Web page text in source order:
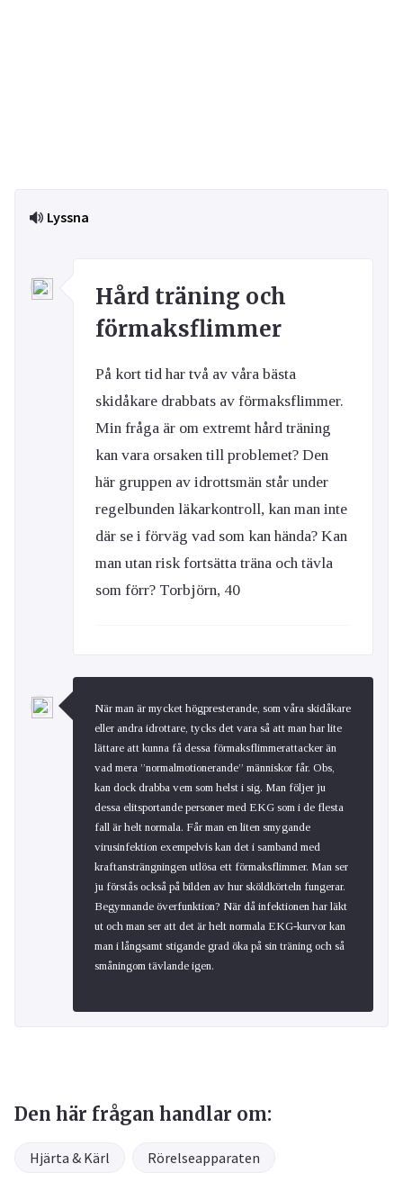
Lyssna
Hård träning och
förmaksflimmer
På kort tid har två av våra bästa
skidåkare drabbats av förmaksflimmer.
Min fråga är om extremt hård träning
kan vara orsaken till problemet? Den
här gruppen av idrottsmän står under
regelbunden läkarkontroll, kan man inte
där se i förväg vad som kan hända? Kan
man utan risk fortsätta träna och tävla
som förr? Torbjörn, 40
När man är mycket högpresterande, som våra skidåkare
eller andra idrottare, tycks det vara så att man har lite
lättare att kunna få dessa förmaksflimmerattacker än
vad mera ”normalmotionerande” människor får. Obs,
kan dock drabba vem som helst i sig. Man följer ju
dessa elitsportande personer med EKG som i de flesta
fall är helt normala. Får man en liten smygande
virusinfektion exempelvis kan det i samband med
kraftansträngningen utlösa ett förmaksflimmer. Man ser
ju förstås också på bilden av hur sköldkörteln fungerar.
Begynnande överfunktion? När då infektionen har läkt
ut och man ser att det är helt normala EKG-kurvor kan
man i långsamt stigande grad öka på sin träning och så
småningom tävlande igen.
Den här frågan handlar om:
Hjärta & Kärl Rörelseapparaten